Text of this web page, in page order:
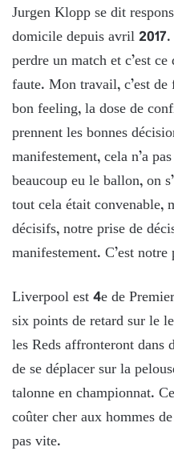
Jurgen Klopp se dit
domicile depuis avril 2017.
perdre un match et c’est
faute. Mon travail, c’est
bon feeling, la dose de
prennent les bonnes
manifestement, cela n’a
beaucoup eu le ballon, on
tout cela était convenable,
décisifs, notre prise de
manifestement. C’est
Liverpool est 4e de
six points de retard sur le
les Reds affronteront dans
de se déplacer sur la
talonne en championnat.
coûter cher aux hommes
pas vite.